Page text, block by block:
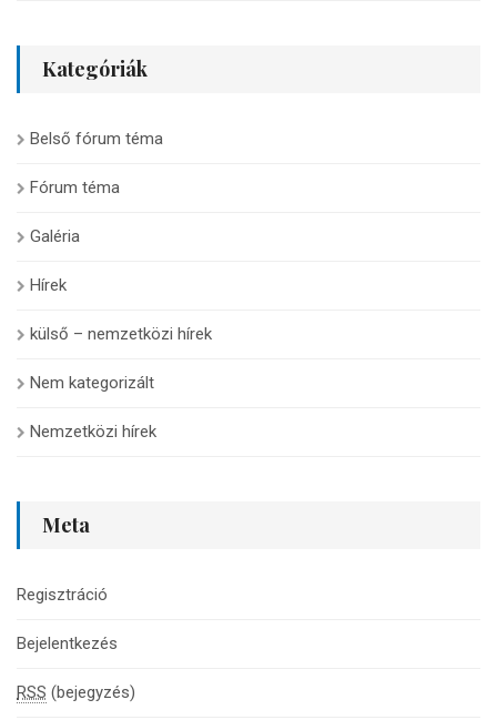
Kategóriák
Belső fórum téma
Fórum téma
Galéria
Hírek
külső – nemzetközi hírek
Nem kategorizált
Nemzetközi hírek
Meta
Regisztráció
Bejelentkezés
RSS (bejegyzés)